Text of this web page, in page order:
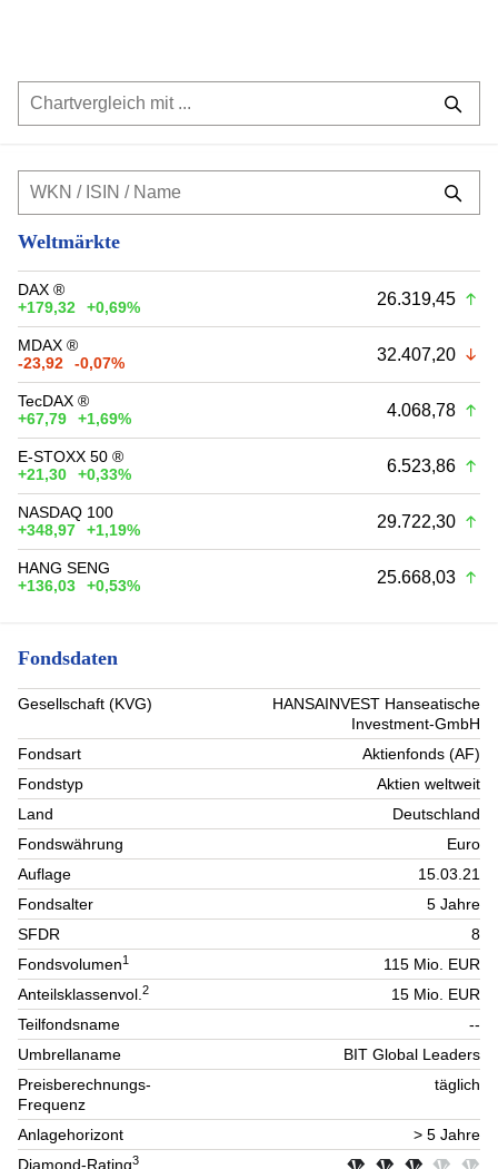
Weltmärkte
DAX ®
+179,32
+0,69% 26.319,45
MDAX ®
-23,92
-0,07% 32.407,20
TecDAX ®
+67,79
+1,69% 4.068,78
E-STOXX 50 ®
+21,30
+0,33% 6.523,86
NASDAQ 100
+348,97
+1,19% 29.722,30
HANG SENG
+136,03
+0,53% 25.668,03
Fondsdaten
Gesellschaft (KVG)
HANSAINVEST Hanseatische
Investment-GmbH
Fondsart
Aktienfonds (AF)
Fondstyp
Aktien weltweit
Land
Deutschland
Fondswährung
Euro
Auflage
15.03.21
Fondsalter
5 Jahre
SFDR
8
Fondsvolumen1
115 Mio. EUR
Anteilsklassenvol.2
15 Mio. EUR
Teilfondsname
--
Umbrellaname
BIT Global Leaders
Preisberechnungs-
Frequenz
täglich
Anlagehorizont
> 5 Jahre
Diamond-Rating3